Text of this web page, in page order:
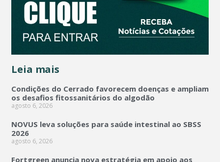
Leia mais
Condições do Cerrado favorecem doenças e ampliam
os desafios fitossanitários do algodão
agosto 6, 2026
NOVUS leva soluções para saúde intestinal ao SBSS
2026
agosto 6, 2026
Fortgreen anuncia nova estratégia em apoio aos